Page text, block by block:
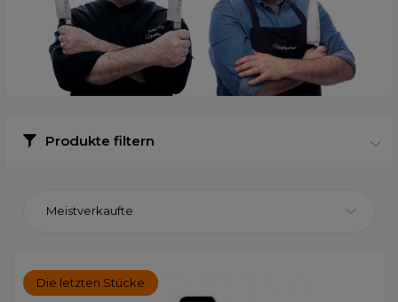
Produkte filtern
Meistverkaufte
Die letzten Stücke